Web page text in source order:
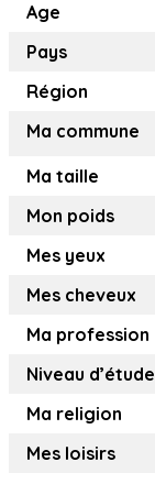
Age
Pays
Région
Ma commune
Ma taille
Mon poids
Mes yeux
Mes cheveux
Ma profession
Niveau
Ma religion
Mes loisirs